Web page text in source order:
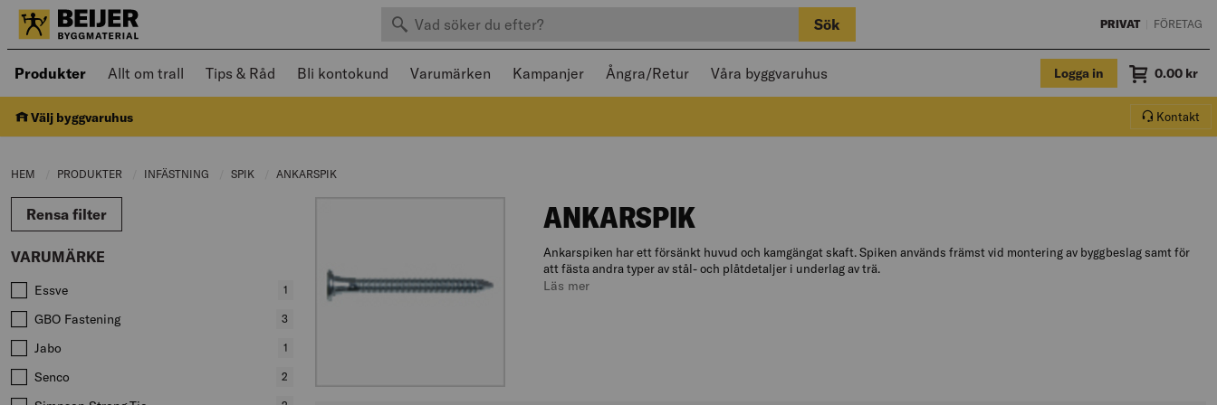
Sök efter produkter Sök PRIVAT FÖRETAG
Produkter Öppnad meny kan navigeras med piltangenter och stängas med Escape
Allt om trall Tips & Råd Bli kontokund Varumärken Kampanjer Ångra/Retur Våra byggvaruhus Logga in Varukorg.
Summa
0.00 kr
Välj byggvaruhus Kontakt
HEM PRODUKTER CURRENT PAGE:
INFÄSTNING CURRENT PAGE:
SPIK CURRENT PAGE:
ANKARSPIK
Rensa filter
VARUMÄRKE
Värden att filtrera på
Essve ,1
GBO Fastening ,3
Jabo ,1
Senco ,2
ANKARSPIK
Ankarspiken har ett försänkt huvud och kamgängat skaft. Spiken används främst vid montering av byggbeslag samt för
att fästa andra typer av stål- och plåtdetaljer i underlag av trä.
Läs mer